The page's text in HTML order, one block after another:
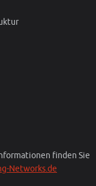
finden Sie
Networks.de